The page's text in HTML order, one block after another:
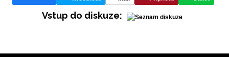
REDAKCE
Vstup do diskuze: